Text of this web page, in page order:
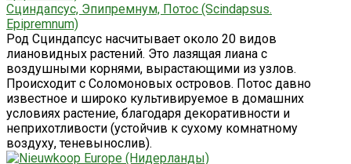
Сциндапсус, Эпипремнум, Потос (Scindapsus.
Epipremnum)
Род Сциндапсус насчитывает около 20 видов
лиановидных растений. Это лазящая лиана с
воздушными корнями, вырастающими из узлов.
Происходит с Соломоновых островов. Потос давно
известное и широко культивируемое в домашних
условиях растение, благодаря декоративности и
неприхотливости (устойчив к сухому комнатному
воздуху, теневынослив).